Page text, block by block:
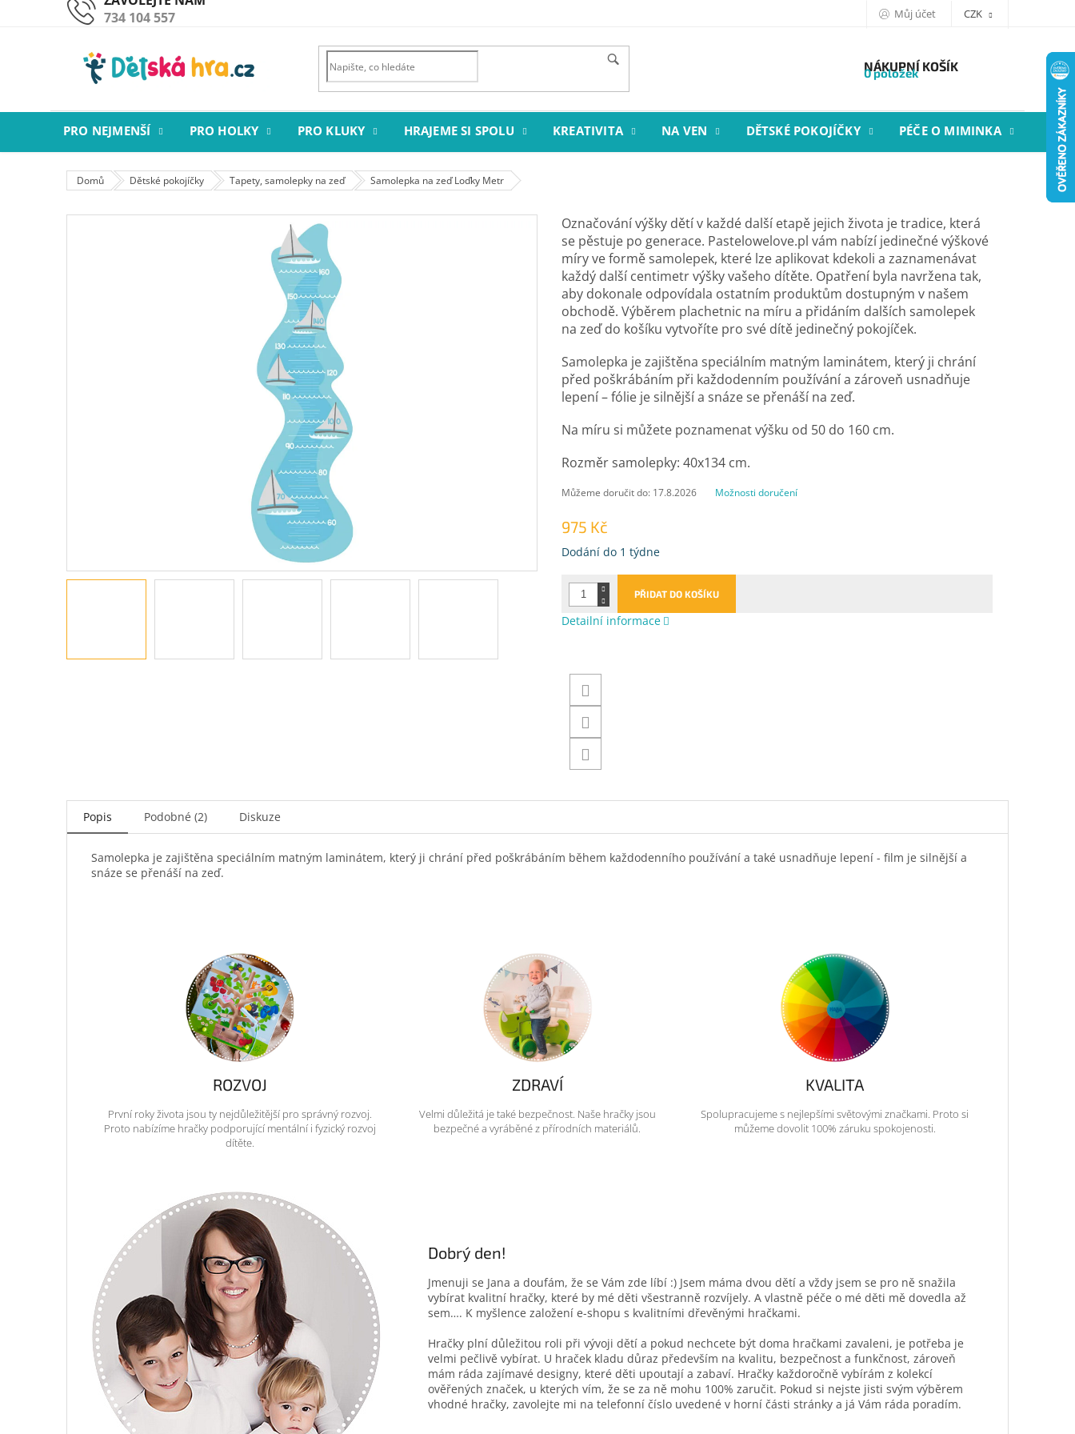
734 104 557 Můj účet CZK
NÁKUPNÍ KOŠÍK
0 položek
PRO NEJMENŠÍ PRO HOLKY PRO KLUKY HRAJEME SI SPOLU KREATIVITA NA VEN DĚTSKÉ POKOJÍČKY PÉČE O MIMINKA
Domů Dětské pokojíčky Tapety, samolepky na zeď Samolepka na zeď Loďky Metr
975 Kč
Měrná
Dodání do 1 týdne
Můžeme doručit do: 17.8.2026 Možnosti doručení
PŘIDAT DO KOŠÍKU
Označování výšky dětí v každé další etapě jejich života je tradice, která
se pěstuje po generace. Pastelowelove.pl vám nabízí jedinečné výškové
míry ve formě samolepek, které lze aplikovat kdekoli a zaznamenávat
každý další centimetr výšky vašeho dítěte. Opatření byla navržena tak,
aby dokonale odpovídala ostatním produktům dostupným v našem
obchodě. Výběrem plachetnic na míru a přidáním dalších samolepek
na zeď do košíku vytvoříte pro své dítě jedinečný pokojíček.
Samolepka je zajištěna speciálním matným laminátem, který ji chrání
před poškrábáním při každodenním používání a zároveň usnadňuje
lepení – fólie je silnější a snáze se přenáší na zeď.
Na míru si můžete poznamenat výšku od 50 do 160 cm.
Rozměr samolepky: 40x134 cm.
Detailní informace
Popis Podobné (2) Diskuze
Samolepka je zajištěna speciálním matným laminátem, který ji chrání před poškrábáním během každodenního používání a také usnadňuje lepení - film je silnější a
snáze se přenáší na zeď.
ROZVOJ
První roky života jsou ty nejdůležitější pro správný rozvoj.
Proto nabízíme hračky podporující mentální i fyzický rozvoj
dítěte.
ZDRAVÍ
Velmi důležitá je také bezpečnost. Naše hračky jsou
bezpečné a vyráběné z přírodních materiálů.
KVALITA
Spolupracujeme s nejlepšími světovými značkami. Proto si
můžeme dovolit 100% záruku spokojenosti.
Dobrý den!
Jmenuji se Jana a doufám, že se Vám zde líbí :) Jsem máma dvou dětí a vždy jsem se pro ně snažila
vybírat kvalitní hračky, které by mé děti všestranně rozvíjely. A vlastně péče o mé děti mě dovedla až
sem…. K myšlence založení e-shopu s kvalitními dřevěnými hračkami.
Hračky plní důležitou roli při vývoji dětí a pokud nechcete být doma hračkami zavaleni, je potřeba je
velmi pečlivě vybírat. U hraček kladu důraz především na kvalitu, bezpečnost a funkčnost, zároveň
mám ráda zajímavé designy, které děti upoutají a zabaví. Hračky každoročně vybírám z kolekcí
ověřených značek, u kterých vím, že se za ně mohu 100% zaručit. Pokud si nejste jisti svým výběrem
vhodné hračky, zavolejte mi na telefonní číslo uvedené v horní části stránky a já Vám ráda poradím.